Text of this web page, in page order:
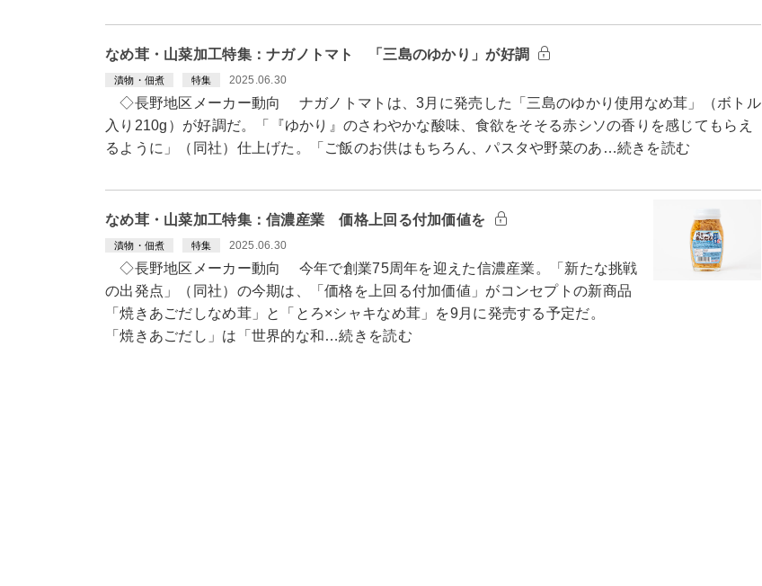
なめ茸・山菜加工特集：ナガノトマト 「三島のゆかり」が好調
漬物・佃煮 特集 2025.06.30
◇長野地区メーカー動向 ナガノトマトは、3月に発売した「三島のゆかり使用なめ茸」（ボトル
入り210g）が好調だ。「『ゆかり』のさわやかな酸味、食欲をそそる赤シソの香りを感じてもらえ
るように」（同社）仕上げた。「ご飯のお供はもちろん、パスタや野菜のあ…続きを読む
なめ茸・山菜加工特集：信濃産業 価格上回る付加価値を
漬物・佃煮 特集 2025.06.30
◇長野地区メーカー動向 今年で創業75周年を迎えた信濃産業。「新たな挑戦
の出発点」（同社）の今期は、「価格を上回る付加価値」がコンセプトの新商品
「焼きあごだしなめ茸」と「とろ×シャキなめ茸」を9月に発売する予定だ。
「焼きあごだし」は「世界的な和…続きを読む